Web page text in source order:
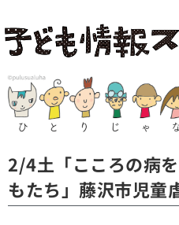
2/4土「こころの病
もたち」藤沢市児童